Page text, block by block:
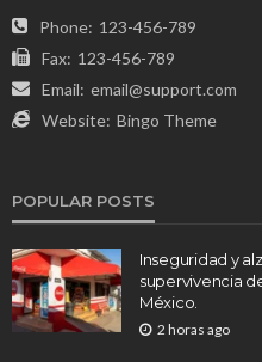
Phone: 123-456-789
Fax: 123-456-789
Email: email@support.com
Website: Bingo Theme
POPULAR POSTS
Inseguridad y
supervivencia
México.
2 horas ago